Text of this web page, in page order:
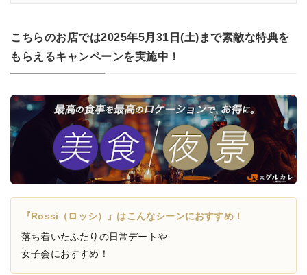
こちらのお店では2025年5月31日(土)まで素敵な特典を
もらえるキャンペーンを実施中！
『Rossi（ロッシ）』はこんなシーンにおすすめ！
落ち着いたふたりの日常デートや
女子会におすすめ！